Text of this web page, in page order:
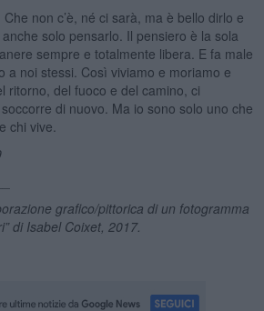
non c’è, né ci sarà, ma è bello dirlo e
solo pensarlo. Il pensiero è la sola
sempre e totalmente libera. E fa male
a noi stessi. Così viviamo e moriamo e
ritorno, del fuoco e del camino, ci
di nuovo. Ma io sono solo uno che
chi vive.
grafico/pittorica di un fotogramma
di Isabel Coixet, 2017.